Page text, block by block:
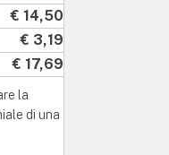
€ 14,50
€ 3,19
€ 17,69
la
di una